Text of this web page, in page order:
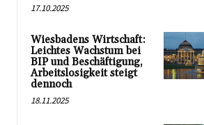
17.10.2025
Wiesbadens Wirtschaft:
Leichtes Wachstum bei
BIP und Beschäftigung,
Arbeitslosigkeit steigt
dennoch
18.11.2025